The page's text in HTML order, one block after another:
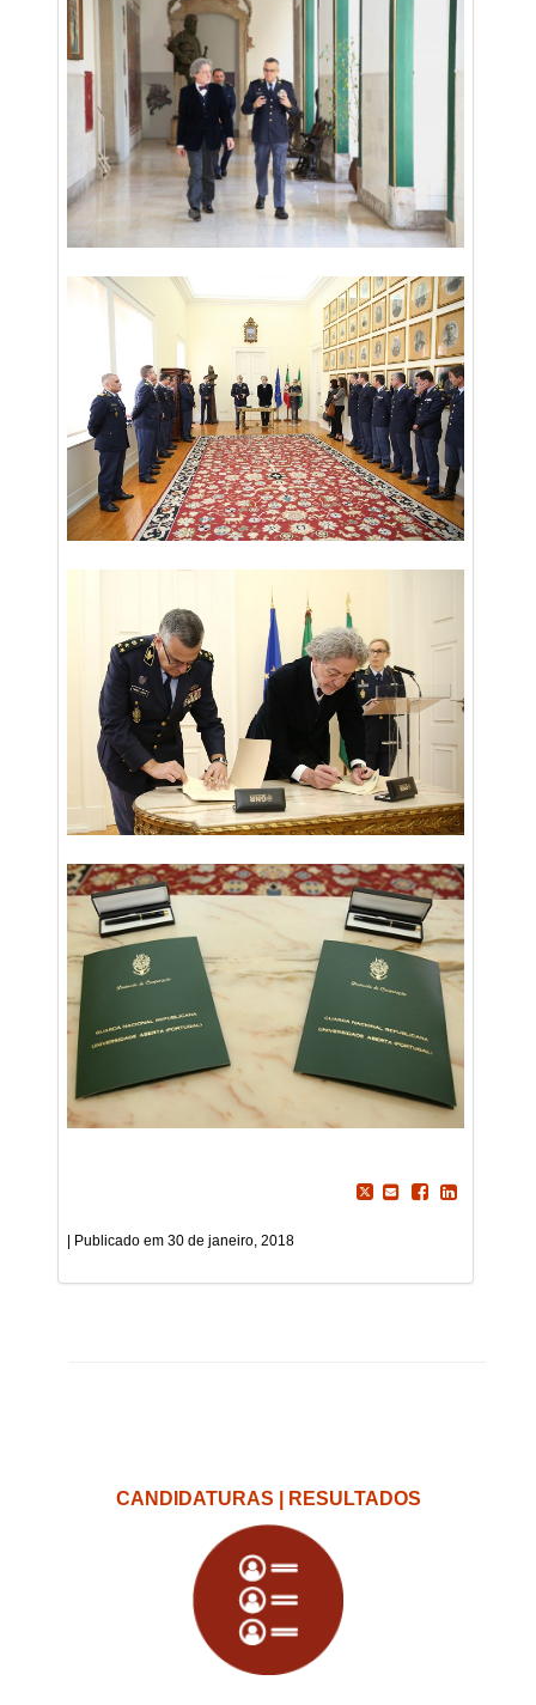
30 de janeiro, 2018
CANDIDATURAS | RESULTADOS